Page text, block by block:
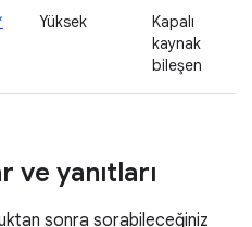
Yüksek
Kapalı
kaynak
bileşen
ve yanıtları
sonra sorabileceğiniz